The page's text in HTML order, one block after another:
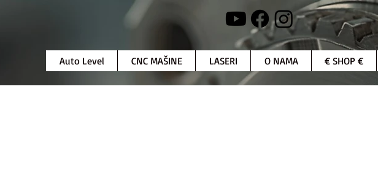
Auto Level CNC MAŠINE LASERI O NAMA € SHOP €